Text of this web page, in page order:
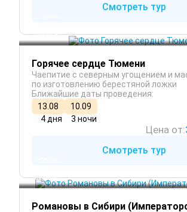
Смотреть тур
Сибирь
Горячее сердце Тюмени
Чаепитие с северным угощением и
по изготовлению берестяной ложки
Ближайшие даты проведения:
13.08
10.09
4 дня
3 ночи
Цена от:
Смотреть тур
Сибирь
Романовы в Сибири